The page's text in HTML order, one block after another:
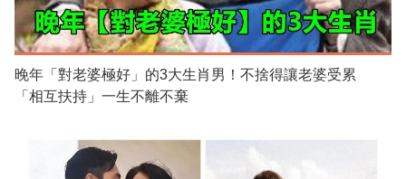
晚年「對老婆極好」的3大生肖男！不捨得讓老婆受累
「相互扶持」一生不離不棄